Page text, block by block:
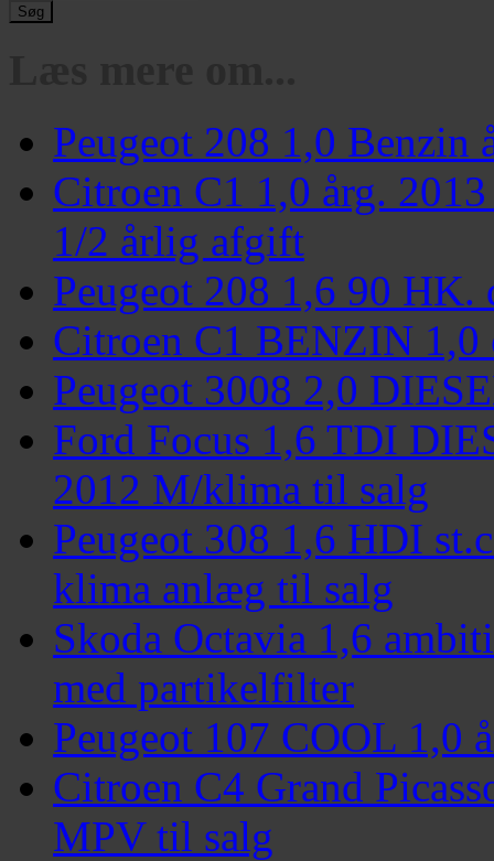
Peugeot 208 1,0 Benzin
Citroen C1 1,0 årg.
1/2 årlig afgift
Peugeot 208 1,6 90 HK.
Citroen C1 BENZIN
Peugeot 3008 2,0
Ford Focus 1,6 TDI
2012 M/klima til salg
Peugeot 308 1,6 HDI
klima anlæg til salg
Skoda Octavia 1,6
med partikelfilter
Peugeot 107 COOL 1,0
Citroen C4 Grand
MPV til salg